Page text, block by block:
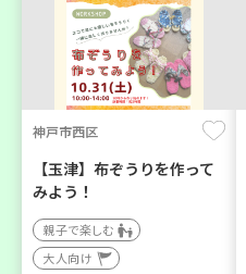
神戸市西区
【玉津】布ぞうりを作って
みよう！
親子で楽しむ
大人向け